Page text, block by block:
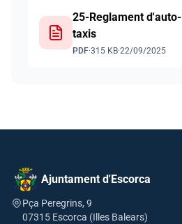
25-Reglament d'auto-
taxis
PDF·315 KB·22/09/2025
Ajuntament d'Escorca
Pça Peregrins, 9
07315 Escorca (Illes Balears)